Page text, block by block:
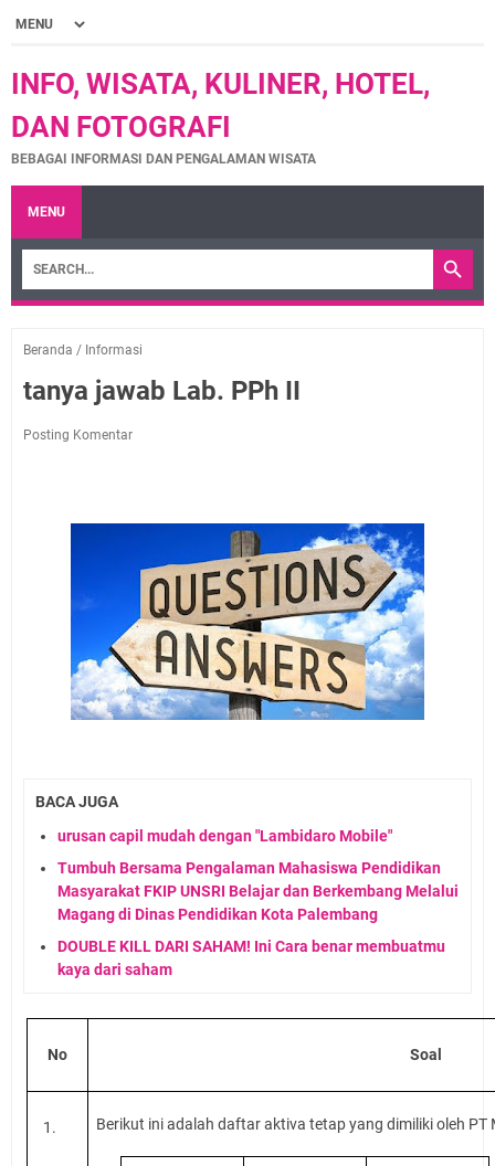
INFO, WISATA, KULINER, HOTEL,
DAN FOTOGRAFI
BEBAGAI INFORMASI DAN PENGALAMAN WISATA
MENU
Beranda / Informasi
tanya jawab Lab. PPh II
Posting Komentar
BACA JUGA
urusan capil mudah dengan "Lambidaro Mobile"
Tumbuh Bersama Pengalaman Mahasiswa Pendidikan
Masyarakat FKIP UNSRI Belajar dan Berkembang Melalui
Magang di Dinas Pendidikan Kota Palembang
DOUBLE KILL DARI SAHAM! Ini Cara benar membuatmu
kaya dari saham
No Soal
1. Berikut ini adalah daftar aktiva tetap yang dimiliki oleh PT